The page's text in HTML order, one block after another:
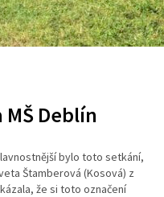
Deblín
bylo toto setkání,
Štamberová (Kosová) z
že si toto označení